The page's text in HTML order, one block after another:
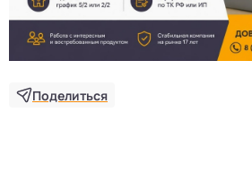
Поделиться